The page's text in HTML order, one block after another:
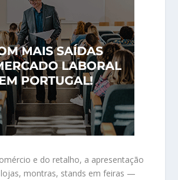
e do retalho, a apresentação
montras, stands em feiras —